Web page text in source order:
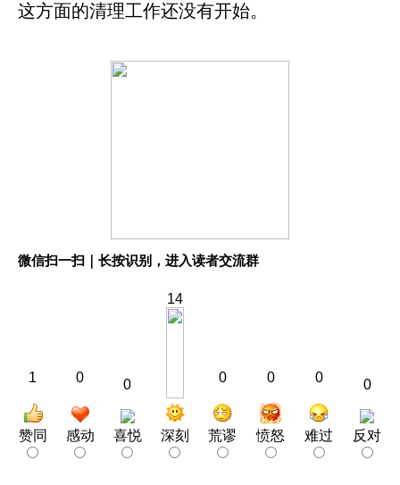
这方面的清理工作还没有开始。
微信扫一扫｜长按识别，进入读者交流群
1
赞同
0
感动
0
喜悦
14
深刻
0
荒谬
0
愤怒
0
难过
0
反对